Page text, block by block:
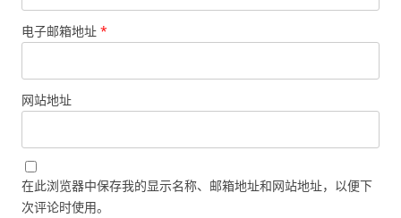
电子邮箱地址 *
网站地址
在此浏览器中保存我的显示名称、邮箱地址和网站地址，以便下
次评论时使用。